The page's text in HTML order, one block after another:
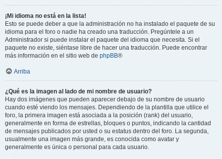
¡Mi idioma no está en la lista!
Esto se puede deber a que la administración no ha instalado el paquete de su
idioma para el foro o nadie ha creado una traducción. Pregúntele a un
Administrador si puede instalar el paquete del idioma que necesita. Si el
paquete no existe, siéntase libre de hacer una traducción. Puede encontrar
más información en el sitio web de phpBB®
Arriba
¿Qué es la imagen al lado de mi nombre de usuario?
Hay dos imágenes que pueden aparecer debajo de su nombre de usuario
cuando esté viendo los mensajes. Dependiendo de la plantilla que utilice el
foro, la primera imagen está asociada a la posición (rank) del usuario,
generalmente en forma de estrellas, bloques o puntos, indicando la cantidad
de mensajes publicados por usted o su estatus dentro del foro. La segunda,
usualmente una imagen más grande, es conocida como avatar y
generalmente es única o personal para cada usuario.